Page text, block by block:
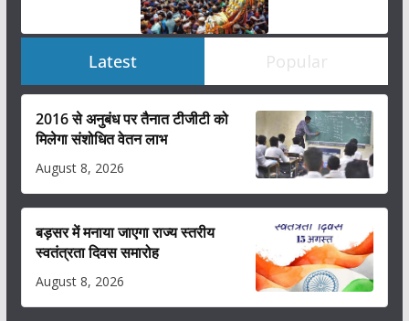
Latest Popular
2016 से अनुबंध पर तैनात टीजीटी को
मिलेगा संशोधित वेतन लाभ
August 8, 2026
बड़सर में मनाया जाएगा राज्य स्तरीय
स्वतंत्रता दिवस समारोह
August 8, 2026